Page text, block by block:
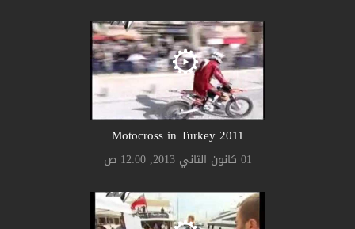
2011 Motocross in Turkey
01 كانون الثاني 2013, 12:00 ص